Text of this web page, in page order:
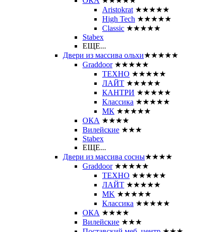
Aristokrat ★★★★★
High Tech ★★★★★
Classic ★★★★★
Stabex
ЕЩЕ...
Двери из массива ольхи★★★★★
Graddoor ★★★★★
ТЕХНО ★★★★★
ЛАЙТ ★★★★★
КАНТРИ ★★★★★
Классика ★★★★★
МК ★★★★★
ОКА ★★★★
Вилейские ★★★
Stabex
ЕЩЕ...
Двери из массива сосны★★★★
Graddoor ★★★★★
ТЕХНО ★★★★★
ЛАЙТ ★★★★★
MK ★★★★★
Классика ★★★★★
ОКА ★★★★
Вилейские ★★★